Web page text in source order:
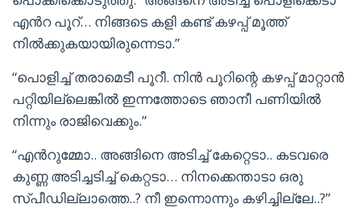
എൻറ പൂറ്… നിങ്ങടെ കളി കണ്ട് കഴപ്പ് മൂത്ത്
നിൽക്കുകയായിരുന്നെടാ.”
“പൊളിച്ച് തരാമെടീ പൂറീ. നിൻ പൂറിന്റെ കഴപ്പ് മാറ്റാൻ
പറ്റിയില്ലെങ്കിൽ ഇന്നത്തോടെ ഞാനീ പണിയിൽ
നിന്നും രാജിവെക്കും.”
“എൻറുമ്മോ.. അങ്ങിനെ അടിച്ച് കേറ്റെടാ.. കടവരെ
കുണ്ണ അടിച്ചടിച്ച് കെറ്റടാ… നിനക്കെന്താടാ ഒരു
സ്പീഡില്ലാത്തെ..? നീ ഇന്നൊന്നും കഴിച്ചില്ലേ..?”